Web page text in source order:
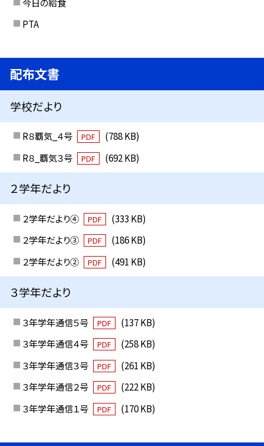
PTA
配布文書
学校だより
R８覇気_４号 PDF
(788 KB)
R８_覇気３号
PDF (692 KB)
２学年だより
２学年だより④ PDF
(333 KB)
２学年だより③
PDF
(186 KB)
２学年だより②
PDF (491 KB)
３学年だより
３年学年通信５号 PDF
(137 KB)
３年学年通信４号
PDF
(258 KB)
３年学年通信３号
PDF
(261 KB)
３年学年通信２号
PDF
(222 KB)
３年学年通信１号
PDF (170 KB)